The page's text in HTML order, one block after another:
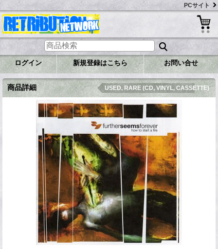
PCサイト
ログイン 新規登録はこちら お問い合せ
商品詳細 USED, RARE (CD, VINYL, CASSETTE)